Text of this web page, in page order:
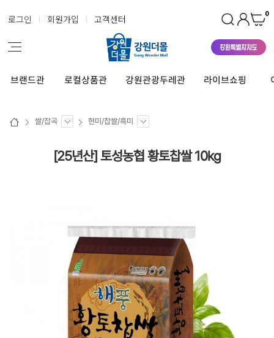
로그인 회원가입 고객센터 0
브랜드관 로컬상품관 강원관광두레관 라이브쇼핑
쌀/잡곡 현미/찹쌀/흑미
[25년산] 토성농협 황토찹쌀 10kg